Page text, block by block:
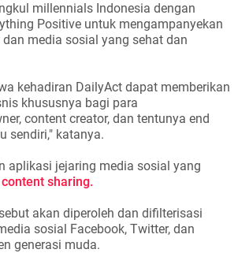
millennials Indonesia dengan
Positive untuk mengampanyekan
media sosial yang sehat dan
kehadiran DailyAct dapat memberikan
khususnya bagi para
content creator, dan tentunya end
sendiri," katanya.
aplikasi jejaring media sosial yang
content sharing.
akan diperoleh dan difilterisasi
sosial Facebook, Twitter, dan
generasi muda.